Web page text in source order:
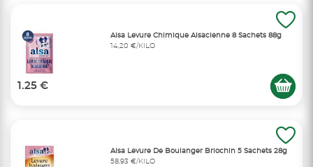
Alsa Levure Chimique Alsacienne 8 Sachets 88g
14,20 €/KILO
1.25 €
Alsa Levure De Boulanger Briochin 5 Sachets 28g
58,93 €/KILO